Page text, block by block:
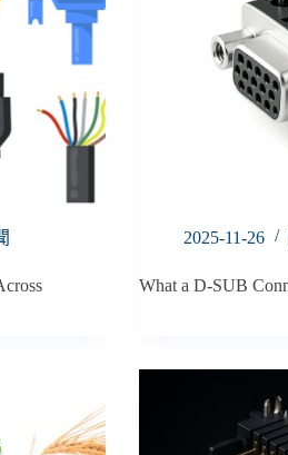
2025-11-26
What a D-SUB